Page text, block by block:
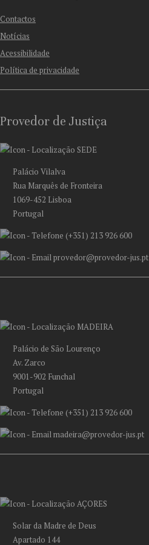
Contactos
Notícias
Acessibilidade
Política de privacidade
Provedor de Justiça
SEDE
Palácio Vilalva
Rua Marquês de Fronteira
1069-452 Lisboa
Portugal
(+351) 213 926 600
provedor@provedor-jus.pt
MADEIRA
Palácio de São Lourenço
Av. Zarco
9001-902 Funchal
Portugal
(+351) 213 926 600
madeira@provedor-jus.pt
AÇORES
Solar da Madre de Deus
Apartado 144